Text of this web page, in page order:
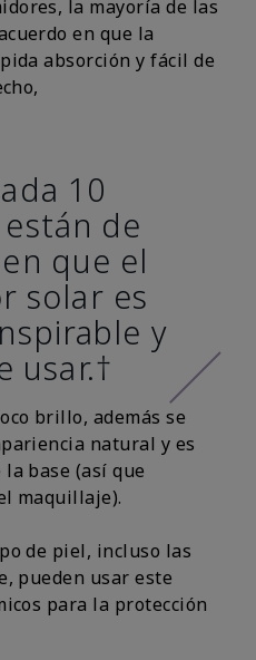
la mayoría de las
en que la
absorción y fácil de
10
de
que el
solar es
y
usar.†
brillo, además se
natural y es
base (así que
maquillaje).
de piel, incluso las
pueden usar este
para la protección